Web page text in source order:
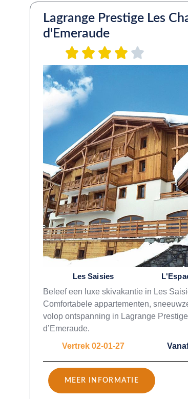
Lagrange Prestige Les
d'Emeraude
Les Saisies
Beleef een luxe skivakantie in Les
Comfortabele appartementen,
volop ontspanning in Lagrange
d’Emeraude.
Vertrek 02-01-27
MEER INFORMATIE